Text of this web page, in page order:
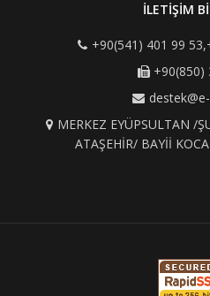
İLETİŞİM
+90(541) 401 99
+90(850)
MERKEZ EYÜPSULTAN /
ATAŞEHİR/ BAYİİ